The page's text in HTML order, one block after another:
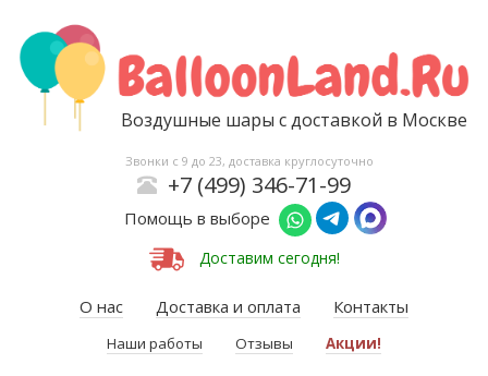
Воздушные шары с доставкой в Москве
Звонки с 9 до 23, доставка круглосуточно
+7 (499) 346-71-99
Помощь в выборе
Доставим сегодня!
О нас Доставка и оплата Контакты
Наши работы Отзывы Акции!